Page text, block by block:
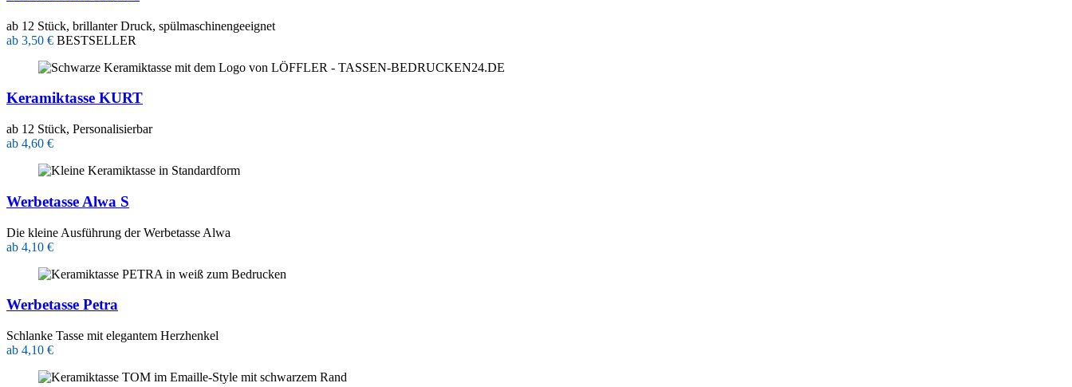
ab 12 Stück, brillanter Druck, spülmaschinengeeignet
ab 3,50 € BESTSELLER
Keramiktasse KURT
ab 12 Stück, Personalisierbar
ab 4,60 €
Werbetasse Alwa S
Die kleine Ausführung der Werbetasse Alwa
ab 4,10 €
Werbetasse Petra
Schlanke Tasse mit elegantem Herzhenkel
ab 4,10 €